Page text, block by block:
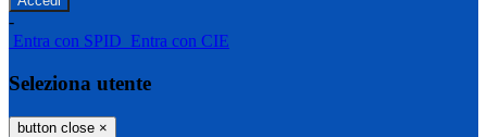
-
Entra con SPID Entra con CIE
Seleziona utente
button close ×